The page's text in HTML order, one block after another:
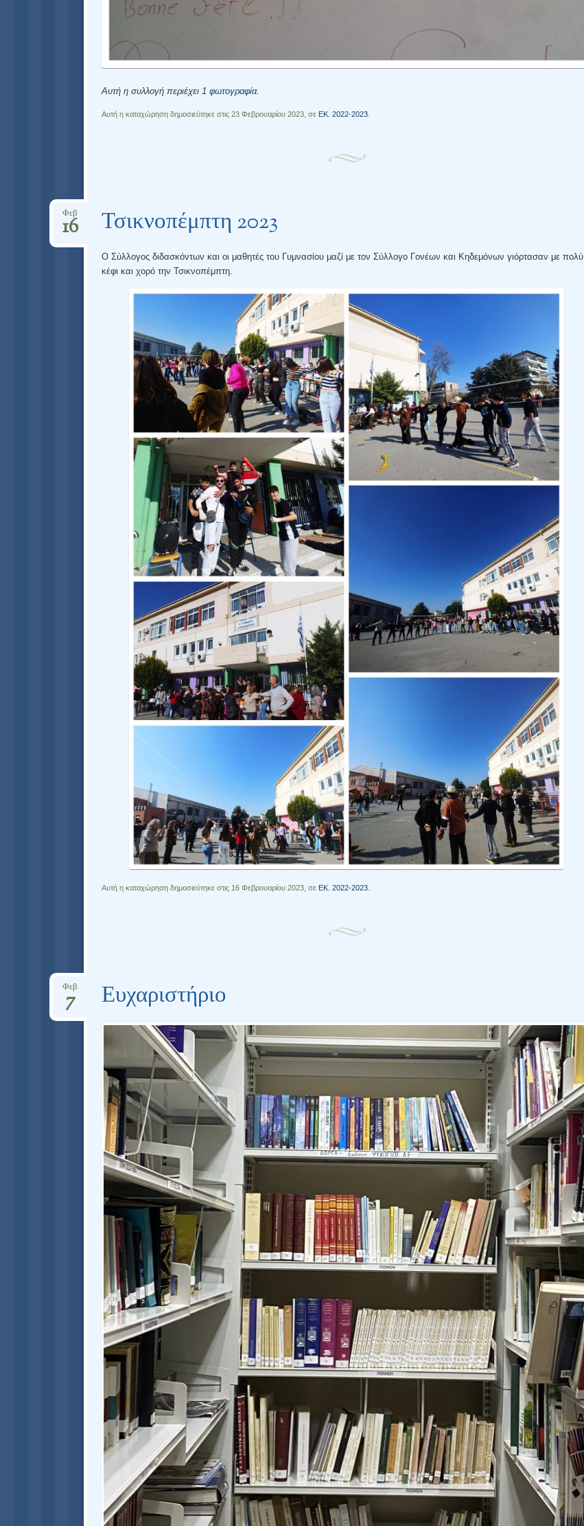
Αυτή η συλλογή περιέχει 1 φωτογραφία.
Αυτή η καταχώρηση δημοσιεύτηκε στις 23 Φεβρουαρίου 2023, σε ΕΚ. 2022-2023.
Τσικνοπέμπτη 2023
Φεβ
16
O Σύλλογος διδασκόντων και οι μαθητές του Γυμνασίου μαζί με τον Σύλλογο Γονέων και Κηδεμόνων γιόρτασαν με πολύ
κέφι και χορό την Τσικνοπέμπτη.
Αυτή η καταχώρηση δημοσιεύτηκε στις 16 Φεβρουαρίου 2023, σε ΕΚ. 2022-2023.
Ευχαριστήριο
Φεβ
7